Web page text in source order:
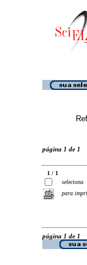
página 1 de 1
1 / 1
seleciona
para
página 1 de 1